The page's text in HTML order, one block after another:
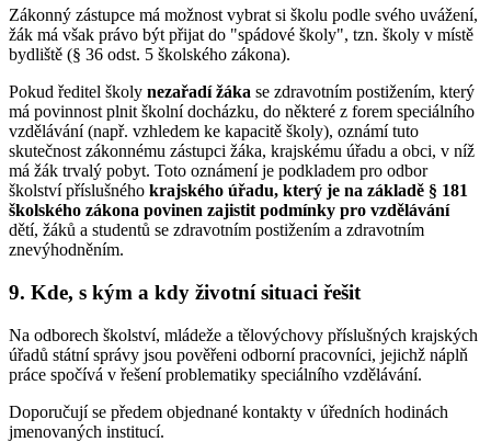
Zákonný zástupce má možnost vybrat si školu podle svého uvážení,
žák má však právo být přijat do "spádové školy", tzn. školy v místě
bydliště (§ 36 odst. 5 školského zákona).
Pokud ředitel školy nezařadí žáka se zdravotním postižením, který
má povinnost plnit školní docházku, do některé z forem speciálního
vzdělávání (např. vzhledem ke kapacitě školy), oznámí tuto
skutečnost zákonnému zástupci žáka, krajskému úřadu a obci, v níž
má žák trvalý pobyt. Toto oznámení je podkladem pro odbor
školství příslušného krajského úřadu, který je na základě § 181
školského zákona povinen zajistit podmínky pro vzdělávání
dětí, žáků a studentů se zdravotním postižením a zdravotním
znevýhodněním.
9. Kde, s kým a kdy životní situaci řešit
Na odborech školství, mládeže a tělovýchovy příslušných krajských
úřadů státní správy jsou pověřeni odborní pracovníci, jejichž náplň
práce spočívá v řešení problematiky speciálního vzdělávání.
Doporučují se předem objednané kontakty v úředních hodinách
jmenovaných institucí.